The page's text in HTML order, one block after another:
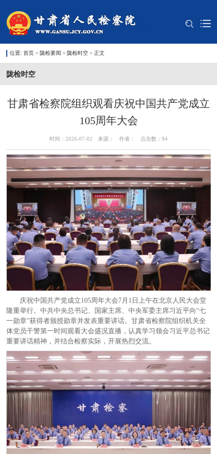
位置: 首页> 陇检要闻 > 陇检时空> 正文
陇检时空
甘肃省检察院组织观看庆祝中国共产党成立
105周年大会
时间：2026-07-02 来源： 作者： 点击数： 94
庆祝中国共产党成立105周年大会7月1日上午在北京人民大会堂
隆重举行。中共中央总书记、国家主席、中央军委主席习近平向“七
一勋章”获得者颁授勋章并发表重要讲话。甘肃省检察院组织机关全
体党员干警第一时间观看大会盛况直播，认真学习领会习近平总书记
重要讲话精神，并结合检察实际，开展热烈交流。